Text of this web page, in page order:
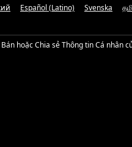
Español (Latino) Svenska
hoặc Chia sẻ Thông tin Cá nhân